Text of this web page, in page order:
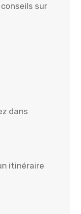
sur
dans
itinéraire